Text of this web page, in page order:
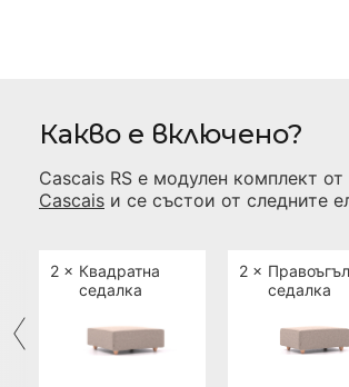
Какво е включено?
Cascais RS е модулен комплект от
Cascais и се състои от следните
2 × Квадратна
седалка
2 ×
седалка